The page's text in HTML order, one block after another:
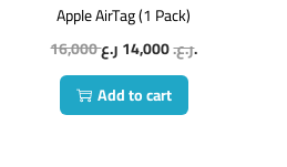
Apple AirTag (1 Pack)
16,000
ر.ع.14,000
ر.ع.
Add to cart